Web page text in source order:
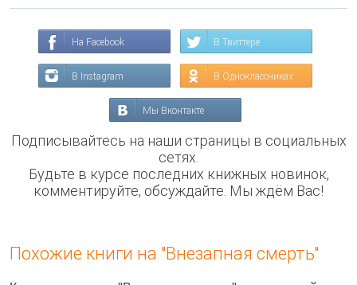
На Facebook В Твиттере
В Instagram В Одноклассниках
Мы Вконтакте
Подписывайтесь на наши страницы в социальных
сетях.
Будьте в курсе последних книжных новинок,
комментируйте, обсуждайте. Мы ждём Вас!
Похожие книги на "Внезапная смерть"